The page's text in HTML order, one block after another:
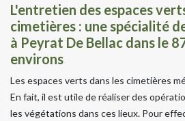
L'entretien des espaces
cimetières : une spécialité
à Peyrat De Bellac dans le
environs
Les espaces verts dans les cimetières
En fait, il est utile de réaliser des
les végétations dans ces lieux. Pour